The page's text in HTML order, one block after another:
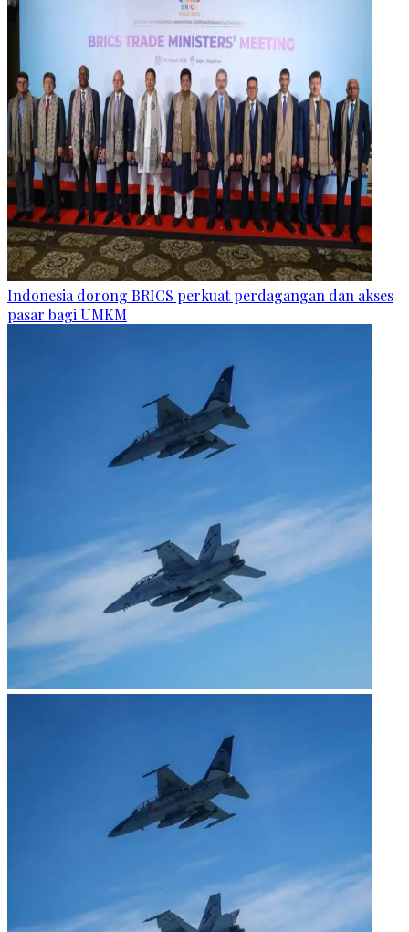
Indonesia dorong BRICS perkuat perdagangan dan akses
pasar bagi UMKM